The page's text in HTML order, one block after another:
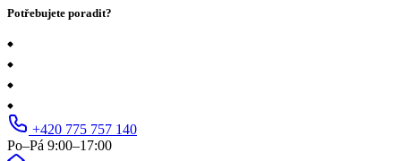
Potřebujete poradit?
+420 775 757 140
Po–Pá 9:00–17:00